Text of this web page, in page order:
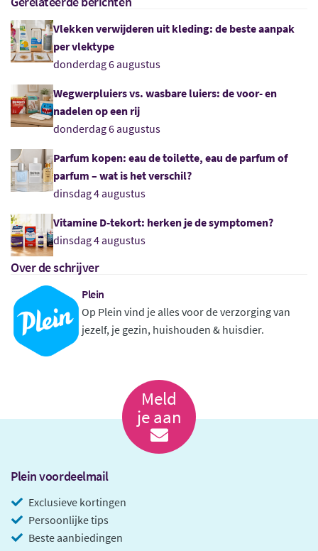
Vlekken verwijderen uit kleding: de beste aanpak
per vlektype
donderdag 6 augustus
Wegwerpluiers vs. wasbare luiers: de voor- en
nadelen op een rij
donderdag 6 augustus
Parfum kopen: eau de toilette, eau de parfum of
parfum – wat is het verschil?
dinsdag 4 augustus
Vitamine D-tekort: herken je de symptomen?
dinsdag 4 augustus
Over de schrijver
Plein
Op Plein vind je alles voor de verzorging van
jezelf, je gezin, huishouden & huisdier.
Meld
je aan
Plein voordeelmail
Exclusieve kortingen
Persoonlijke tips
Beste aanbiedingen